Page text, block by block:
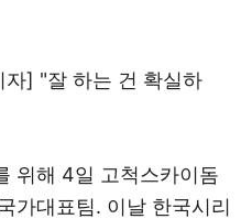
] "잘 하는 건 확실하
위해 4일 고척스카이돔
가대표팀. 이날 한국시리